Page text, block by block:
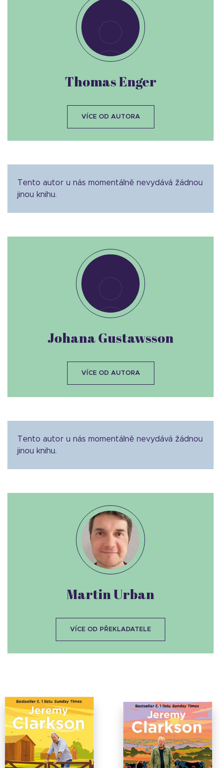
Tento autor u nás momentálně nevydává žádnou
jinou knihu.
Thomas Enger
VÍCE OD AUTORA
Tento autor u nás momentálně nevydává žádnou
jinou knihu.
Johana Gustawsson
VÍCE OD AUTORA
Martin Urban
VÍCE OD PŘEKLADATELE